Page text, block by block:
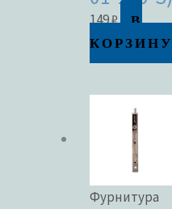
149₽
В
КОРЗИНУ
Фурнитура